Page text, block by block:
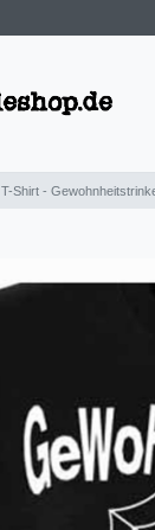
T-Shirt -